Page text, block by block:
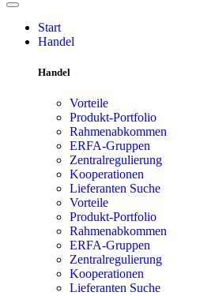
Start
Handel
Handel
Vorteile
Produkt-Portfolio
Rahmenabkommen
ERFA-Gruppen
Zentralregulierung
Kooperationen
Lieferanten Suche
Vorteile
Produkt-Portfolio
Rahmenabkommen
ERFA-Gruppen
Zentralregulierung
Kooperationen
Lieferanten Suche